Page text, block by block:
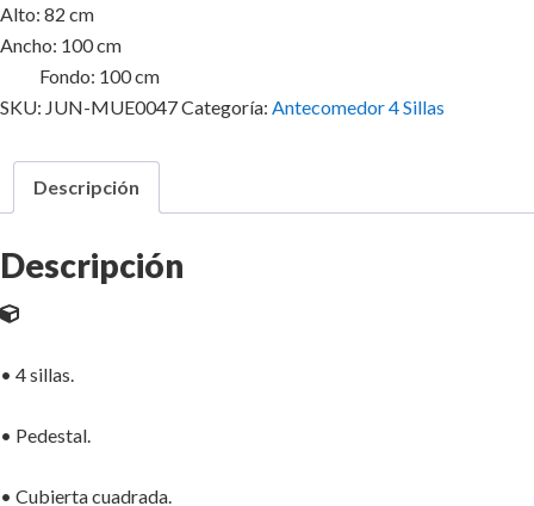
Alto: 82 cm
Ancho: 100 cm
Fondo: 100 cm
SKU: JUN-MUE0047Categoría: Antecomedor 4 Sillas
Descripción
Descripción
• 4 sillas.
• Pedestal.
• Cubierta cuadrada.